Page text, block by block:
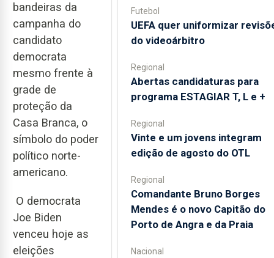
bandeiras da
campanha do
candidato
democrata
mesmo frente à
grade de
proteção da
Casa Branca, o
símbolo do poder
político norte-
americano.
O democrata
Joe Biden
venceu hoje as
eleições
Futebol
UEFA quer uniformizar
do videoárbitro
Regional
Abertas candidaturas para
programa ESTAGIAR T, L e +
Regional
Vinte e um jovens integram
edição de agosto do OTL
Regional
Comandante Bruno Borges
Mendes é o novo Capitão do
Porto de Angra e da Praia
Nacional